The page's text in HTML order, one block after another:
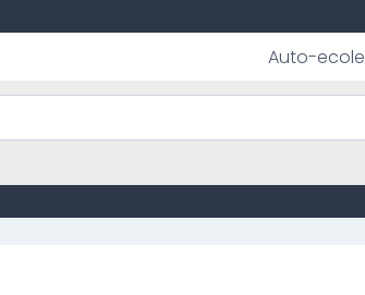
Auto-ecole